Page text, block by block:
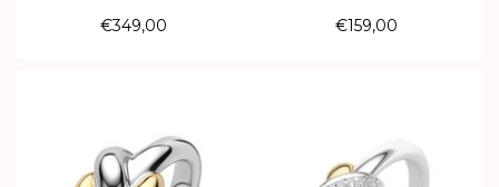
€349,00 €159,00